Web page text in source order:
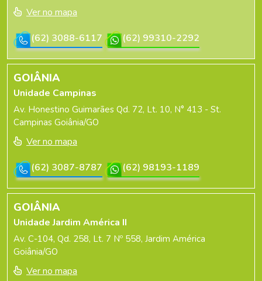
Ver no mapa
(62) 3088-6117
(62) 99310-2292
GOIÂNIA
Unidade Campinas
Av. Honestino Guimarães Qd. 72, Lt. 10, N° 413 - St.
Campinas Goiânia/GO
Ver no mapa
(62) 3087-8787
(62) 98193-1189
GOIÂNIA
Unidade Jardim América II
Av. C-104, Qd. 258, Lt. 7 Nº 558, Jardim América
Goiânia/GO
Ver no mapa